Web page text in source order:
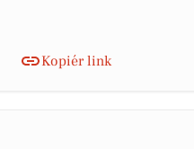
Kopiér link